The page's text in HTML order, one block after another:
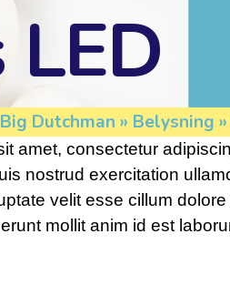
LED
Big Dutchman » Belysning »
amet, consectetur
nostrud exercitation
velit esse cillum
mollit anim id est